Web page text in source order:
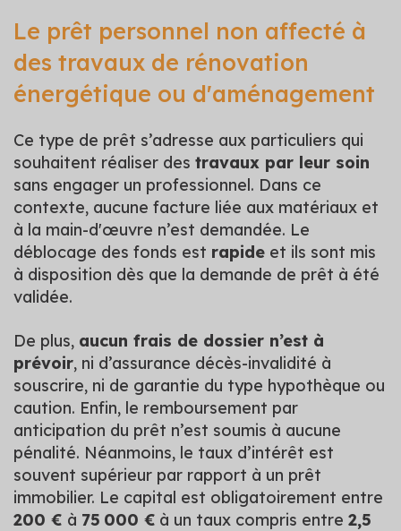
Le prêt personnel non affecté à
des travaux de rénovation
énergétique ou d'aménagement
Ce type de prêt s’adresse aux particuliers qui
souhaitent réaliser des travaux par leur soin
sans engager un professionnel. Dans ce
contexte, aucune facture liée aux matériaux et
à la main-d'œuvre n’est demandée. Le
déblocage des fonds est rapide et ils sont mis
à disposition dès que la demande de prêt à été
validée.
De plus, aucun frais de dossier n’est à
prévoir, ni d’assurance décès-invalidité à
souscrire, ni de garantie du type hypothèque ou
caution. Enfin, le remboursement par
anticipation du prêt n’est soumis à aucune
pénalité. Néanmoins, le taux d’intérêt est
souvent supérieur par rapport à un prêt
immobilier. Le capital est obligatoirement entre
200 € à 75 000 € à un taux compris entre 2,5